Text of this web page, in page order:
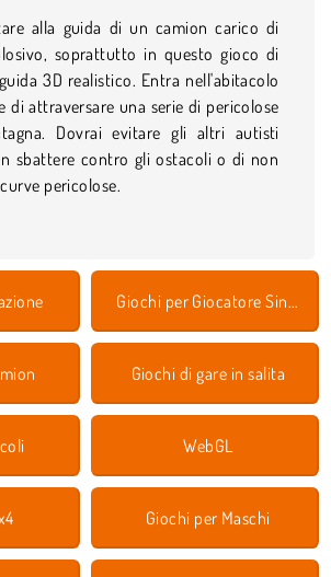
alla guida di un camion carico di
soprattutto in questo gioco di
3D realistico. Entra nell'abitacolo
di attraversare una serie di pericolose
Dovrai evitare gli altri autisti
sbattere contro gli ostacoli o di non
pericolose.
Giochi per Giocatore Singolo
Giochi di gare in salita
WebGL
Giochi per Maschi